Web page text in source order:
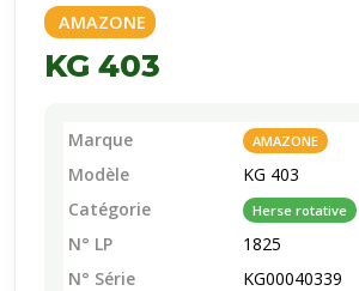
AMAZONE
KG 403
Marque AMAZONE
Modèle
KG 403
Catégorie
Herse rotative
N° LP
1825
N° Série
KG00040339